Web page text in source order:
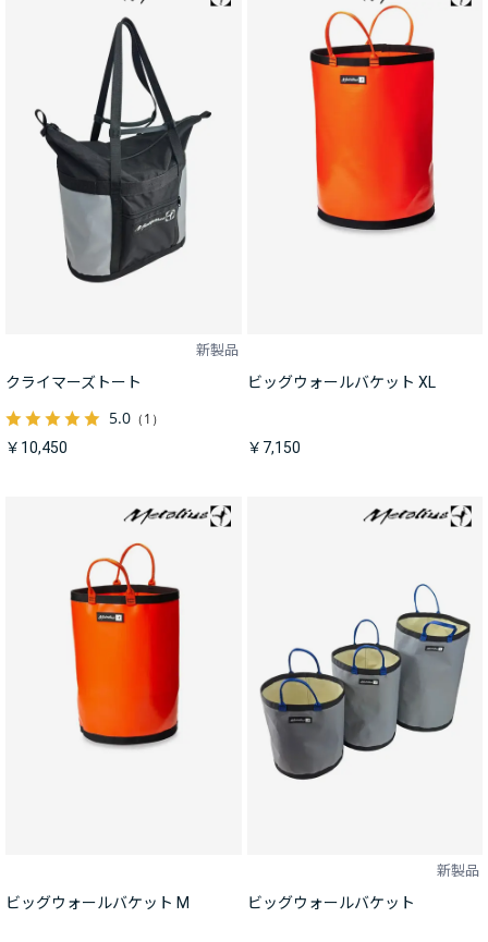
新製品
クライマーズトート
5.0 （1）
￥10,450
ビッグウォールバケット XL
￥7,150
ビッグウォールバケット M
新製品
ビッグウォールバケット